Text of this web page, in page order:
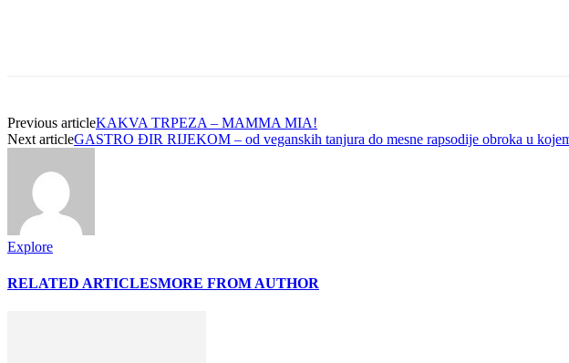
Previous articleKAKVA TRPEZA – MAMMA MIA!
Next articleGASTRO ĐIR RIJEKOM – od veganskih tanjura do mesne rapsodije obroka u
Explore
RELATED ARTICLESMORE FROM AUTHOR